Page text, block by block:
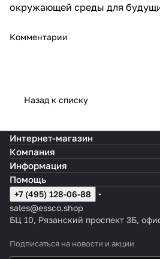
окружающей среды для
Комментарии
Назад к списку
Интернет-магазин
Компания
Информация
Помощь
+7 (495) 128-06-88
sales@essco.shop
БЦ 10, Рязанский проспект 3Б,
Подписаться на новости и акции